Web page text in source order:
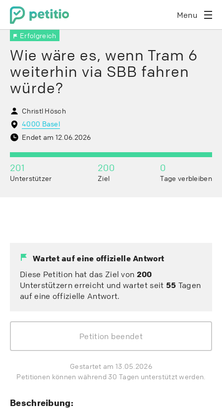
Menu
Erfolgreich
Wie wäre es, wenn Tram 6
weiterhin via SBB fahren
würde?
Christl Hösch
4000 Basel
Endet am 12.06.2026
201
Unterstützer
200
Ziel
0
Tage verbleiben
Beschreibung:
Wartet auf eine offizielle Antwort
Diese Petition hat das Ziel von 200
Unterstützern erreicht und wartet seit 55 Tagen
auf eine offizielle Antwort.
Petition beendet
Gestartet am 13.05.2026
Petitionen können während 30 Tagen unterstützt werden.